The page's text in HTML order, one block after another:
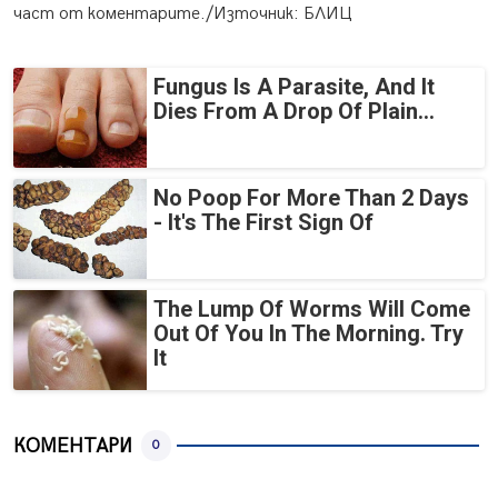
част от коментарите./Източник: БЛИЦ
Fungus Is A Parasite, And It
Dies From A Drop Of Plain...
No Poop For More Than 2 Days
- It's The First Sign Of
The Lump Of Worms Will Come
Out Of You In The Morning. Try
It
КОМЕНТАРИ 0